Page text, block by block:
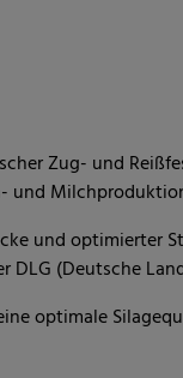
Zug- und
und
und optimierter
(Deutsche
optimale